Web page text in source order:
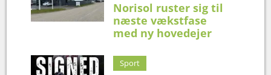
Norisol ruster sig til
næste vækstfase
med ny hovedejer
Sport